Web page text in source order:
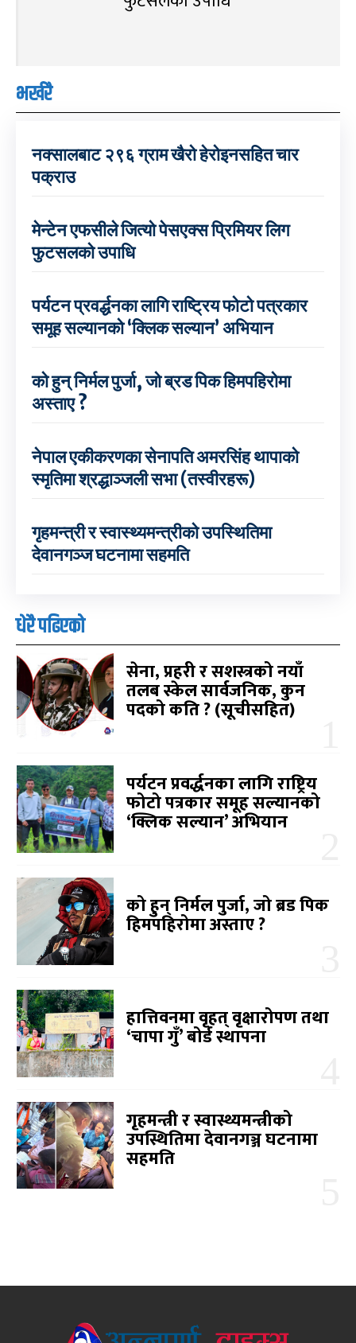
भर्खरै
नक्सालबाट २९६ ग्राम खैरो हेरोइनसहित चार
पक्राउ
मेन्टेन एफसीले जित्यो पेसएक्स प्रिमियर लिग
फुटसलको उपाधि
पर्यटन प्रवर्द्धनका लागि राष्ट्रिय फोटो पत्रकार
समूह सल्यानको ‘क्लिक सल्यान’ अभियान
को हुन् निर्मल पुर्जा, जो ब्रड पिक हिमपहिरोमा
अस्ताए ?
नेपाल एकीकरणका सेनापति अमरसिंह थापाको
स्मृतिमा श्रद्धाञ्जली सभा (तस्वीरहरू)
गृहमन्त्री र स्वास्थ्यमन्त्रीको उपस्थितिमा
देवानगञ्ज घटनामा सहमति
धेरै पढिएको
सेना, प्रहरी र सशस्त्रको नयाँ
तलब स्केल सार्वजनिक, कुन
पदको कति ? (सूचीसहित)
पर्यटन प्रवर्द्धनका लागि राष्ट्रिय
फोटो पत्रकार समूह सल्यानको
‘क्लिक सल्यान’ अभियान
को हुन् निर्मल पुर्जा, जो ब्रड पिक
हिमपहिरोमा अस्ताए ?
हात्तिवनमा वृहत् वृक्षारोपण तथा
‘चापा गुँ’ बोर्ड स्थापना
गृहमन्त्री र स्वास्थ्यमन्त्रीको
उपस्थितिमा देवानगञ्ज घटनामा
सहमति